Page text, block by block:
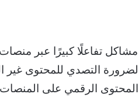
تفاعلًا كبيرًا عبر
التصدي للمحتوى غير
الرقمي على المنصات